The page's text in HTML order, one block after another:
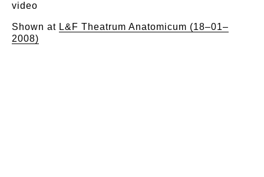
video
Shown at L&F Theatrum Anatomicum (18–01–
2008)